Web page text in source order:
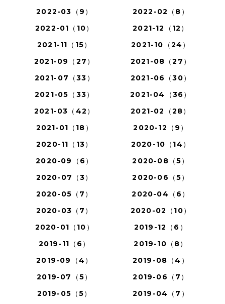
2022-03（9）
2022-02（8）
2022-01（10）
2021-12（12）
2021-11（15）
2021-10（24）
2021-09（27）
2021-08（27）
2021-07（33）
2021-06（30）
2021-05（33）
2021-04（36）
2021-03（42）
2021-02（28）
2021-01（18）
2020-12（9）
2020-11（13）
2020-10（14）
2020-09（6）
2020-08（5）
2020-07（3）
2020-06（5）
2020-05（7）
2020-04（6）
2020-03（7）
2020-02（10）
2020-01（10）
2019-12（6）
2019-11（6）
2019-10（8）
2019-09（4）
2019-08（4）
2019-07（5）
2019-06（7）
2019-05（5）
2019-04（7）